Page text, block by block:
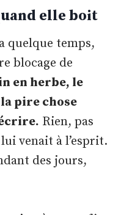
elle boit
quelque temps,
blocage de
en herbe, le
pire chose
Rien, pas
venait à l’esprit.
des jours,